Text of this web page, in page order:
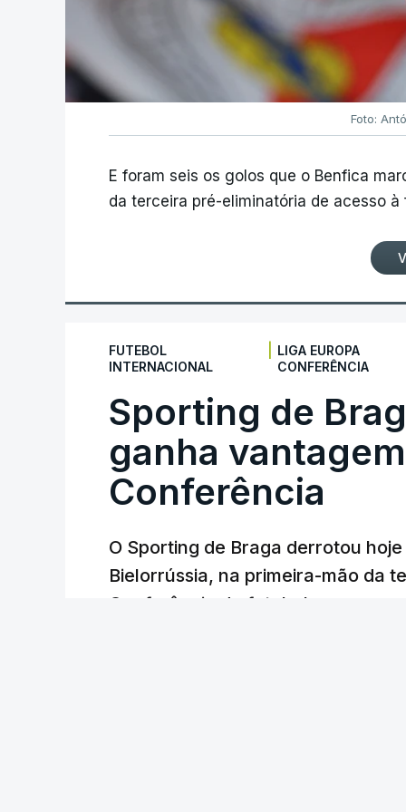
Foto:
E foram seis os golos que o Benfica
da terceira pré-eliminatória de acesso
FUTEBOL
INTERNACIONAL
LIGA EUROPA
CONFERÊNCIA
Sporting de
ganha
Conferência
O Sporting de Braga derrotou
Bielorrússia, na primeira-mão da
Conferência de futebol, com um